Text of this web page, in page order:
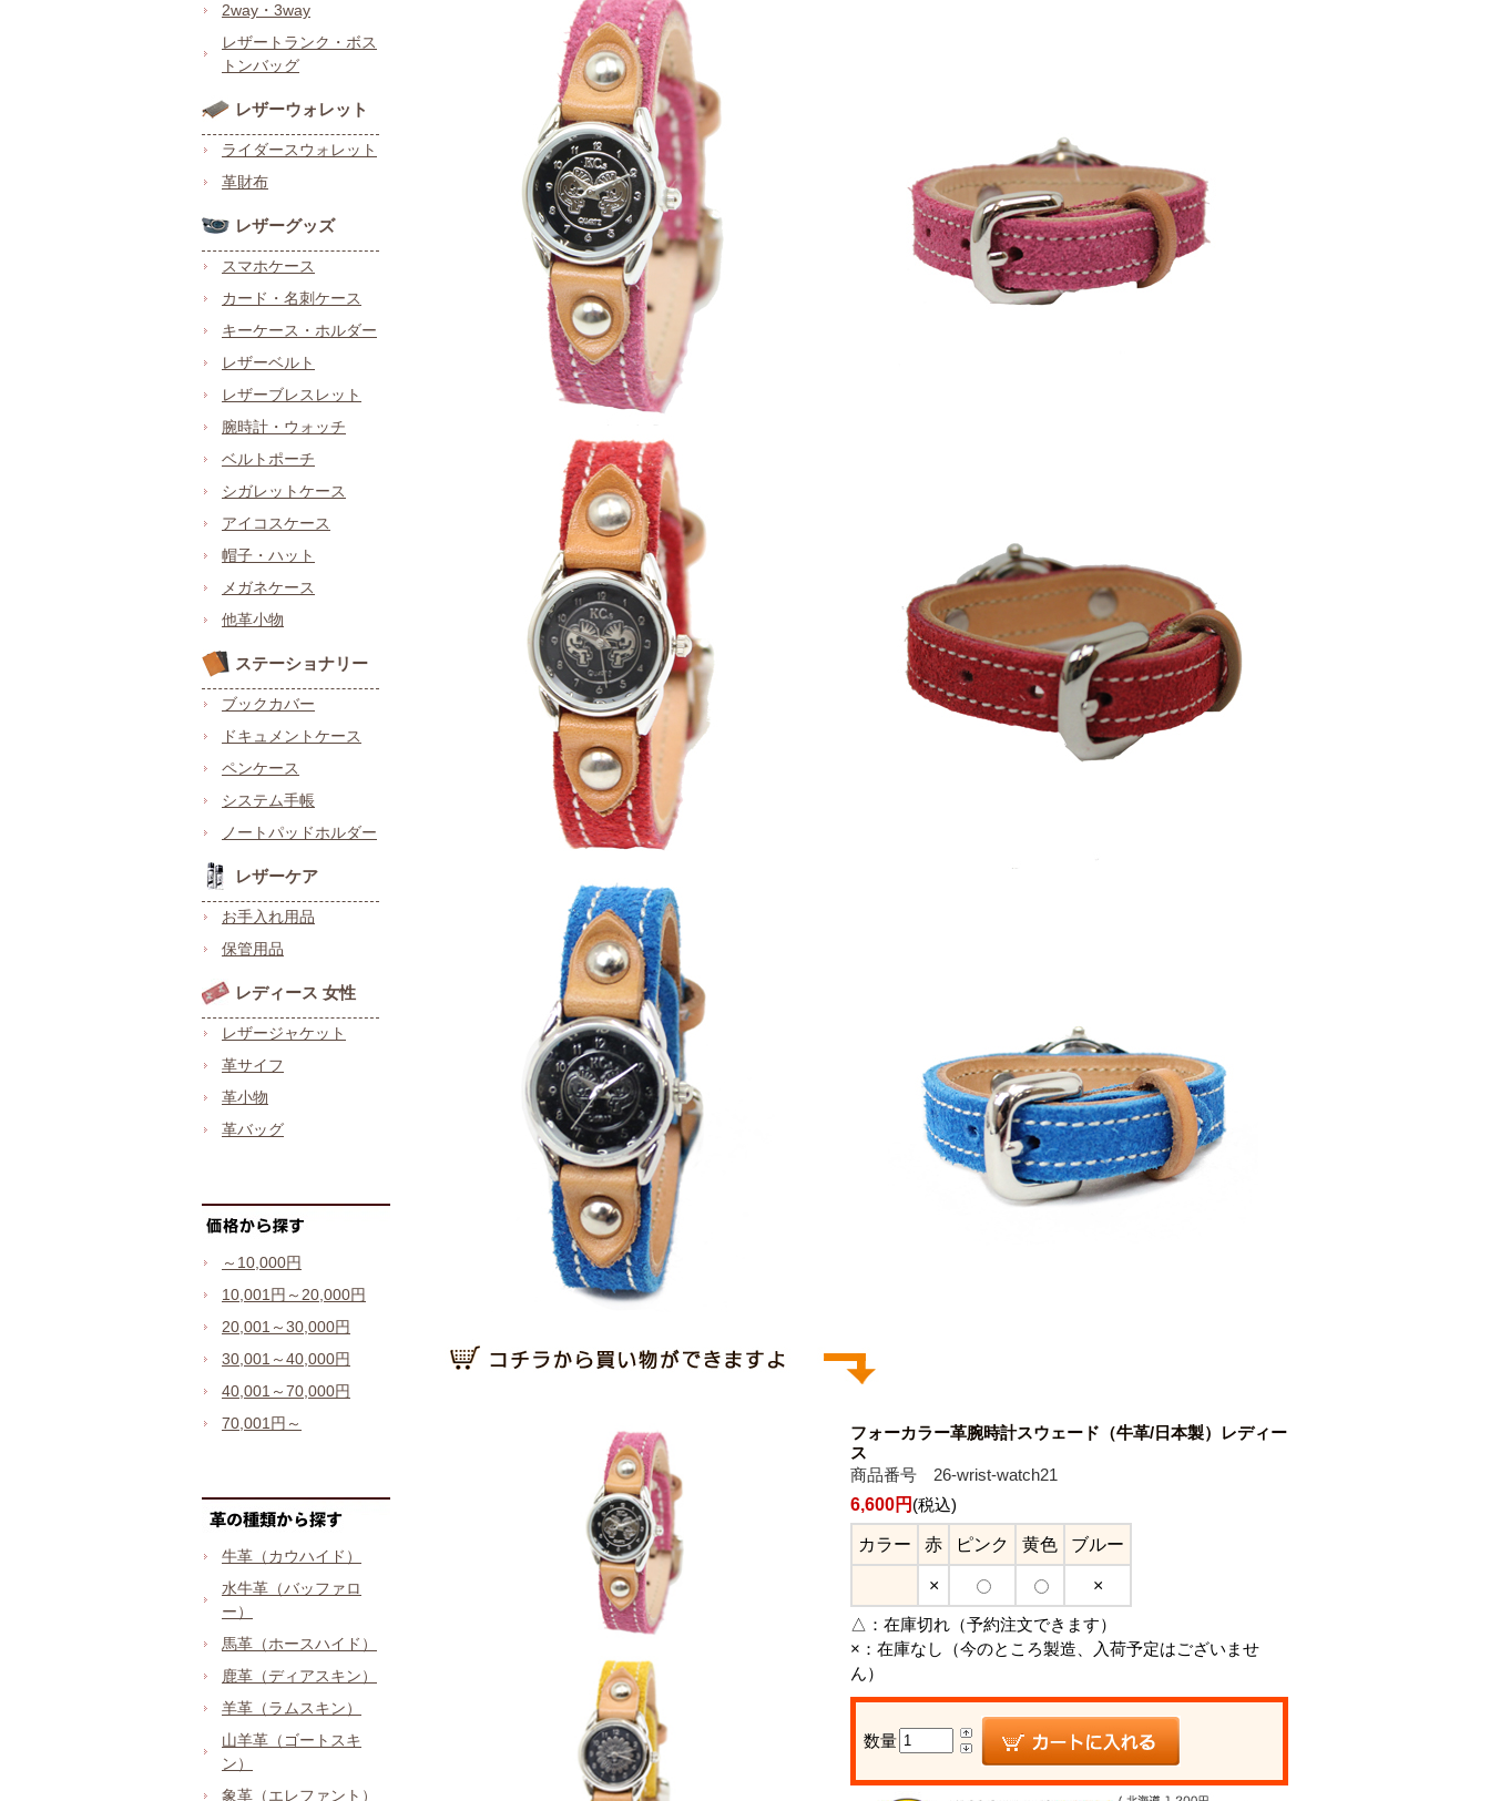
2way・3way
レザートランク・ボス
トンバッグ
レザーウォレット
ライダースウォレット
革財布
レザーグッズ
スマホケース
カード・名刺ケース
キーケース・ホルダー
レザーベルト
レザーブレスレット
腕時計・ウォッチ
ベルトポーチ
シガレットケース
アイコスケース
帽子・ハット
メガネケース
他革小物
ステーショナリー
ブックカバー
ドキュメントケース
ペンケース
システム手帳
ノートパッドホルダー
レザーケア
お手入れ用品
保管用品
レディース 女性
レザージャケット
革サイフ
革小物
革バッグ
～10,000円
10,001円～20,000円
20,001～30,000円
30,001～40,000円
40,001～70,000円
70,001円～
牛革（カウハイド）
水牛革（バッファロ
ー）
馬革（ホースハイド）
鹿革（ディアスキン）
羊革（ラムスキン）
山羊革（ゴートスキ
ン）
象革（エレファント）
フォーカラー革腕時計スウェード（牛革/日本製）レディー
ス
商品番号 26-wrist-watch21
6,600円 (税込)
カラー 赤 ピンク 黄色 ブルー
× ×
△： 在庫切れ（予約注文できます）
×： 在庫なし（今のところ製造、入荷予定はございませ
ん）
数量